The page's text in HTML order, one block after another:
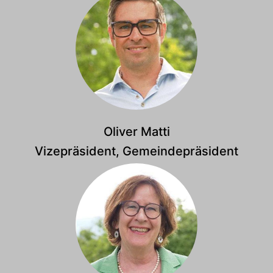
Oliver Matti
Vizepräsident, Gemeindepräsident